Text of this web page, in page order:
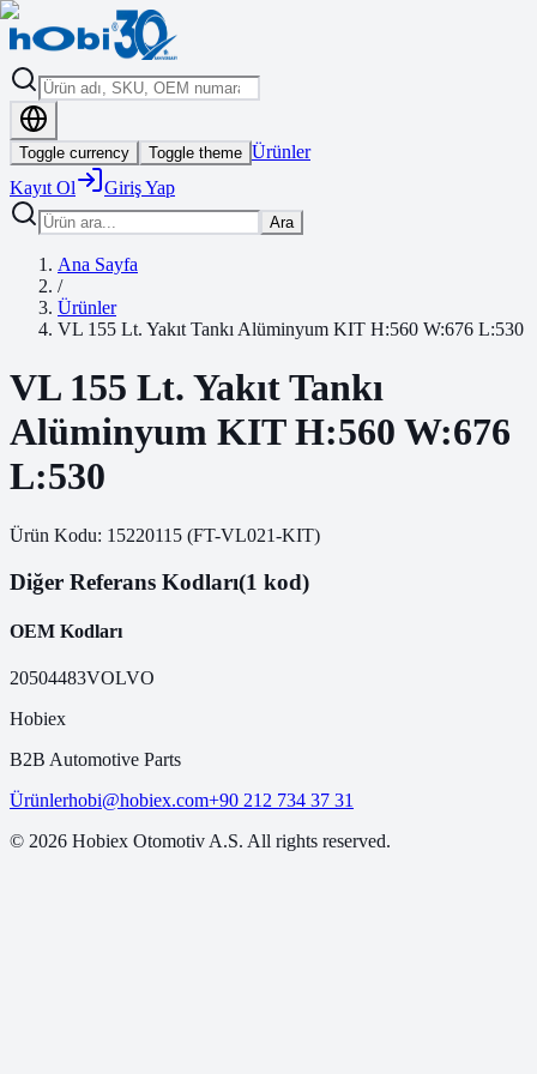
Toggle currency Toggle theme Ürünler
Kayıt Ol
Giriş Yap
Ara
Ana Sayfa
/
Ürünler
VL 155 Lt. Yakıt Tankı Alüminyum KIT H:560 W:676 L:530
VL 155 Lt. Yakıt Tankı
Alüminyum KIT H:560 W:676
L:530
Ürün Kodu: 15220115 (FT-VL021-KIT)
Diğer Referans Kodları(1 kod)
OEM Kodları
20504483VOLVO
Hobiex
B2B Automotive Parts
Ürünlerhobi@hobiex.com+90 212 734 37 31
© 2026 Hobiex Otomotiv A.S. All rights reserved.